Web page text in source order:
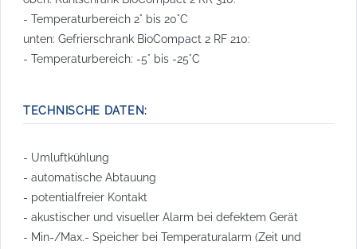
- Temperaturbereich 2° bis 20°C
unten: Gefrierschrank BioCompact 2 RF 210:
- Temperaturbereich: -5° bis -25°C
TECHNISCHE DATEN:
- Umluftkühlung
- automatische Abtauung
- potentialfreier Kontakt
- akustischer und visueller Alarm bei defektem Gerät
- Min-/Max.- Speicher bei Temperaturalarm (Zeit und